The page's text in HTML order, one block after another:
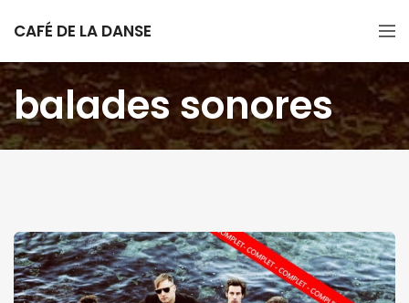
CAFÉ DE LA DANSE
balades sonores